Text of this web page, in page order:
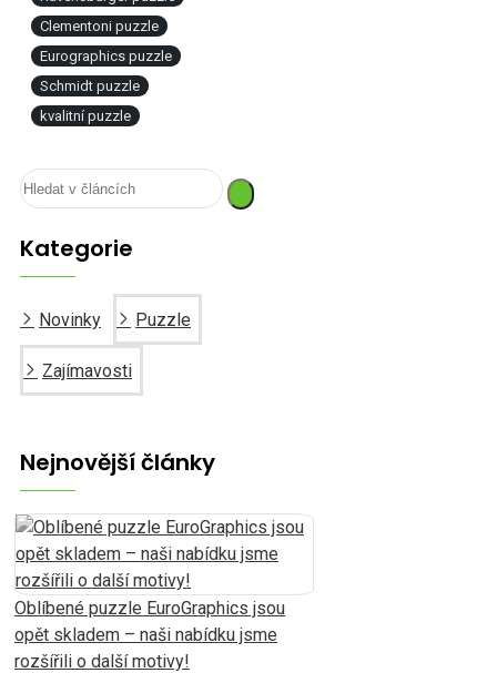
Clementoni puzzle
Eurographics puzzle
Schmidt puzzle
kvalitní puzzle
Kategorie
Novinky Puzzle
Zajímavosti
Nejnovější články
Oblíbené puzzle EuroGraphics jsou
opět skladem – naši nabídku jsme
rozšířili o další motivy!